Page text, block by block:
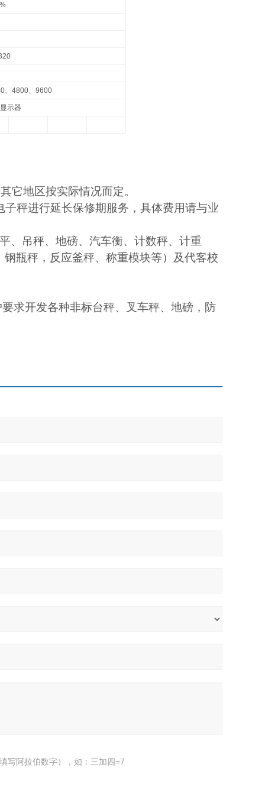
、 4800、 9600
显示器
它地区按实际情况而定。
秤进行延长保修期服务，具体费用请与业
、吊秤、地磅、汽车衡、计数秤、计重
瓶秤，反应釜秤、称重模块等）及代客校
求开发各种非标台秤、叉车秤、地磅，防
写阿拉伯数字），如：三加四=7